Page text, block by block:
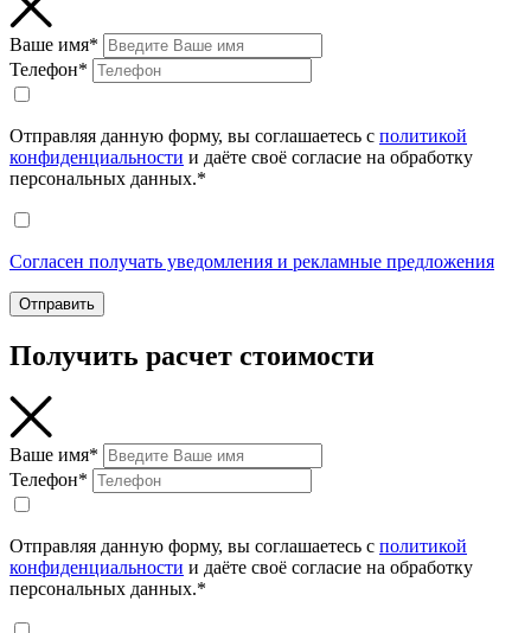
Ваше имя*
Телефон*
Отправляя данную форму, вы соглашаетесь с политикой
конфиденциальности и даёте своё согласие на обработку
персональных данных.*
Согласен получать уведомления и рекламные предложения
Отправить
Получить расчет стоимости
Ваше имя*
Телефон*
Отправляя данную форму, вы соглашаетесь с политикой
конфиденциальности и даёте своё согласие на обработку
персональных данных.*